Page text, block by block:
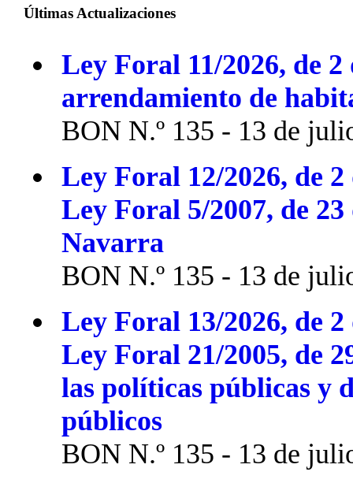
Últimas Actualizaciones
Ley Foral 11/2026, de
arrendamiento de
BON N.º 135 - 13 de
Ley Foral 12/2026, de
Ley Foral 5/2007, de
Navarra
BON N.º 135 - 13 de
Ley Foral 13/2026, de
Ley Foral 21/2005, de
las políticas públicas y
públicos
BON N.º 135 - 13 de